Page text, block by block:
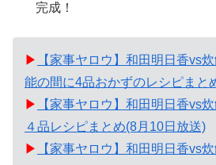
完成！
▶
【家事ヤロウ】和田明日香vs
能の間に4品おかずのレシピまと
▶
【家事ヤロウ】和田明日香vs
４品レシピまとめ(8月10日放送)
▶
【家事ヤロウ】和田明日香vs